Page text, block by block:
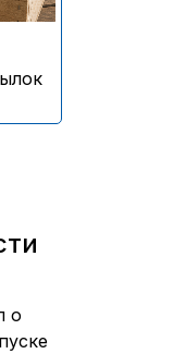
о